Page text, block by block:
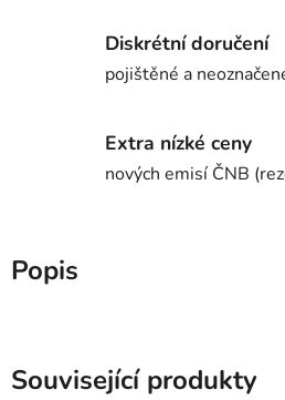
Diskrétní doručení
pojištěné a
Extra nízké ceny
nových emisí ČNB
Popis
Související produkty